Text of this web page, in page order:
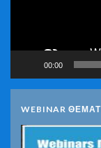
00:00
WEBINAR